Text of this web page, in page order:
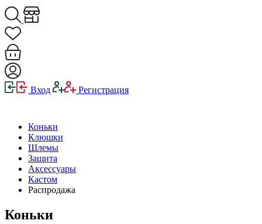
Вход Регистрация
Коньки
Клюшки
Шлемы
Защита
Аксессуары
Кастом
Распродажа
Коньки